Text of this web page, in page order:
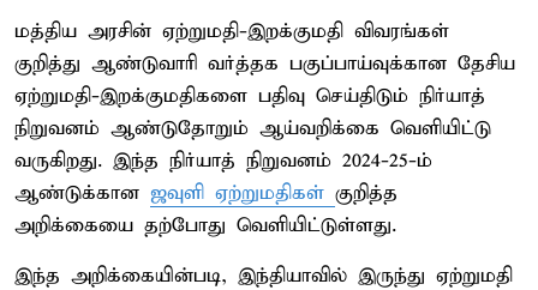
மத்திய அரசின் ஏற்றுமதி-இறக்குமதி விவரங்கள்
குறித்து ஆண்டுவாரி வர்த்தக பகுப்பாய்வுக்கான தேசிய
ஏற்றுமதி-இறக்குமதிகளை பதிவு செய்திடும் நிர்யாத்
நிறுவனம் ஆண்டுதோறும் ஆய்வறிக்கை வெளியிட்டு
வருகிறது. இந்த நிர்யாத் நிறுவனம் 2024-25-ம்
ஆண்டுக்கான ஜவுளி ஏற்றுமதிகள் குறித்த
அறிக்கையை தற்போது வெளியிட்டுள்ளது.
இந்த அறிக்கையின்படி, இந்தியாவில் இருந்து ஏற்றுமதி